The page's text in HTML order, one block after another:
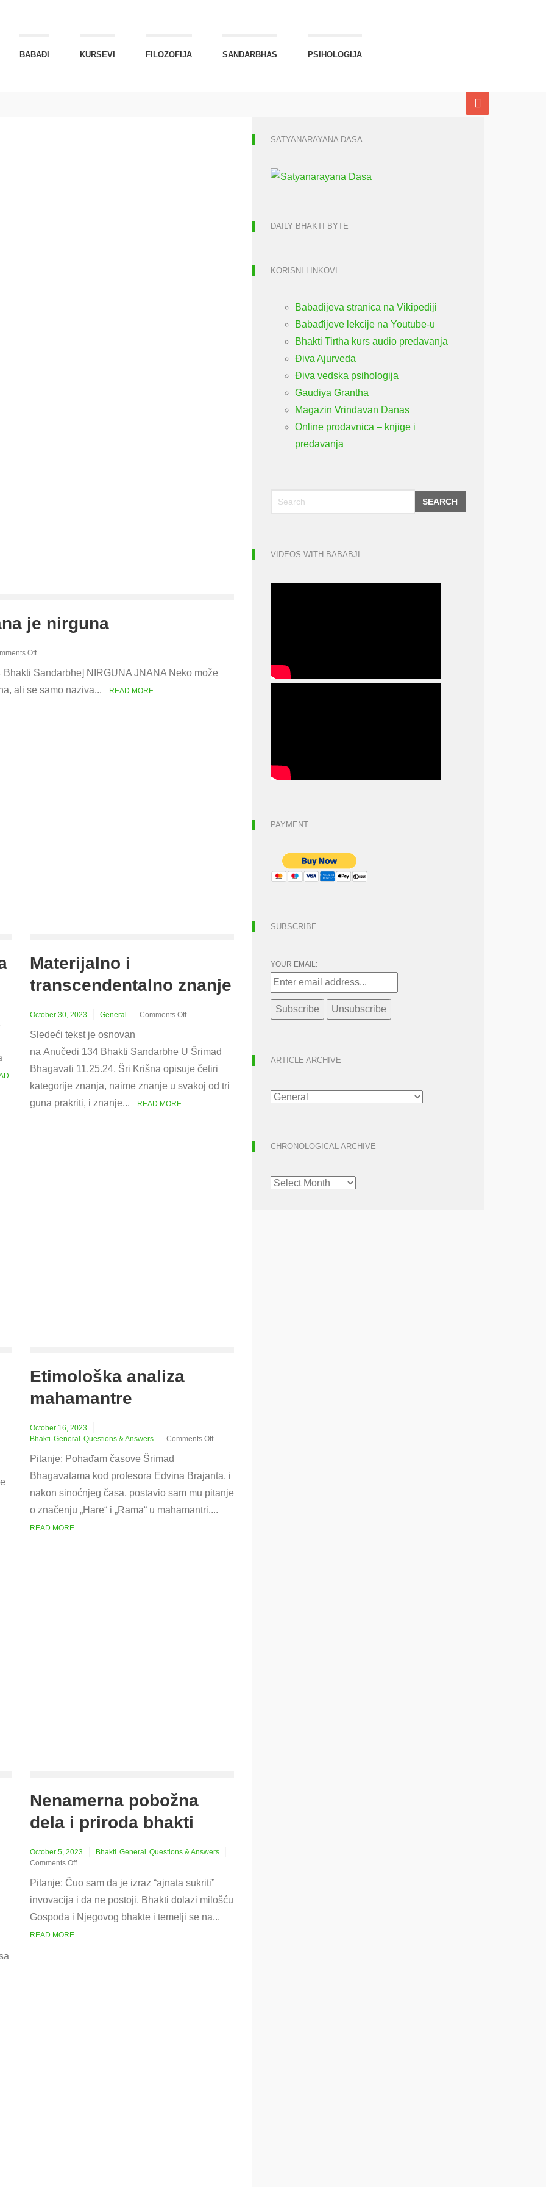
BABAĐI KURSEVI FILOZOFIJA SANDARBHAS PSIHOLOGIJA
je nirguna
Off
Sandarbhe] NIRGUNA JNANA Neko može
ali se samo naziva...
READ MORE
Materijalno i
transcendentalno znanje
October 30, 2023 General
Comments Off
znanje
Sledeći tekst je osnovan
na Anučedi 134 Bhakti Sandarbhe U Šrimad
Bhagavati 11.25.24, Šri Krišna opisuje četiri
kategorije znanja, naime znanje u svakoj od tri
guna prakriti, i znanje...
READ MORE
Etimološka analiza
mahamantre
October 16, 2023
Bhakti General Questions & Answers
Comments Off
Etimološka
analiza
mahamantre
Pitanje: Pohađam časove Šrimad
Bhagavatama kod profesora Edvina Brajanta, i
nakon sinoćnjeg časa, postavio sam mu pitanje
o značenju „Hare“ i „Rama“ u mahamantri....
READ MORE
Nenamerna pobožna
dela i priroda bhakti
October 5, 2023 Bhakti General Questions & Answers
Comments Off
Nenamerna
pobožna
i
bhakti
Pitanje: Čuo sam da je izraz “ajnata sukriti”
invovacija i da ne postoji. Bhakti dolazi milošću
Gospoda i Njegovog bhakte i temelji se na...
READ MORE
SATYANARAYANA DASA
DAILY BHAKTI BYTE
KORISNI LINKOVI
Babađijeva stranica na Vikipediji
Babađijeve lekcije na Youtube-u
Bhakti Tirtha kurs audio predavanja
Điva Ajurveda
Điva vedska psihologija
Gaudiya Grantha
Magazin Vrindavan Danas
Online prodavnica – knjige i
predavanja
SEARCH
VIDEOS WITH BABABJI
PAYMENT
SUBSCRIBE
YOUR EMAIL:
ARTICLE ARCHIVE
ARTICLE
ARCHIVE
CHRONOLOGICAL ARCHIVE
CHRONOLOGICAL
ARCHIVE